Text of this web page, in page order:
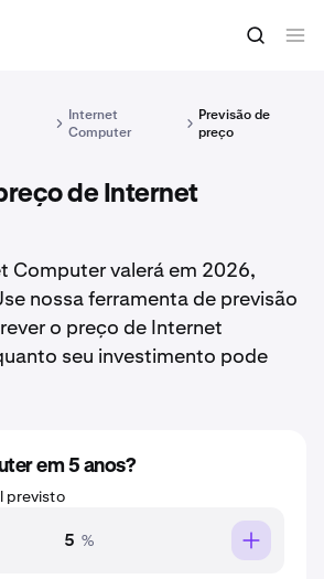
Internet
Computer
Previsão de
preço
de Internet
Computer valerá em 2026,
nossa ferramenta de previsão
o preço de Internet
seu investimento pode
em 5 anos?
previsto
%